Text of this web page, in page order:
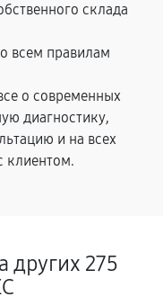
склада
всем правилам
о современных
диагностику,
и на всех
клиентом.
других 275